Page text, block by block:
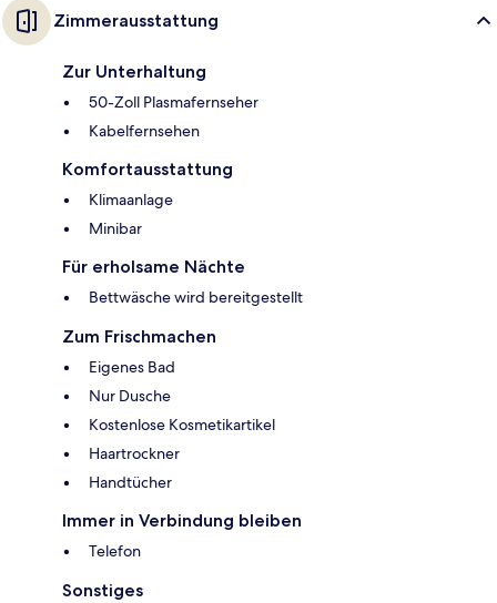
Zimmerausstattung
Zur Unterhaltung
50-Zoll Plasmafernseher
Kabelfernsehen
Komfortausstattung
Klimaanlage
Minibar
Für erholsame Nächte
Bettwäsche wird bereitgestellt
Zum Frischmachen
Eigenes Bad
Nur Dusche
Kostenlose Kosmetikartikel
Haartrockner
Handtücher
Immer in Verbindung bleiben
Telefon
Sonstiges